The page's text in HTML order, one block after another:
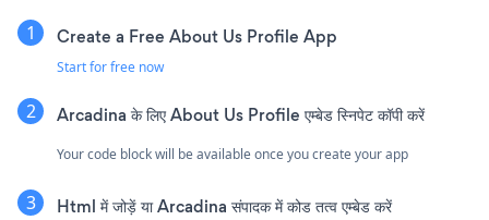
Create a Free About Us Profile App
Start for free now
Arcadina के लिए About Us Profile एम्बेड स्निपेट कॉपी करें
Your code block will be available once you create your app
Html में जोड़ें या Arcadina संपादक में कोड तत्व एम्बेड करें